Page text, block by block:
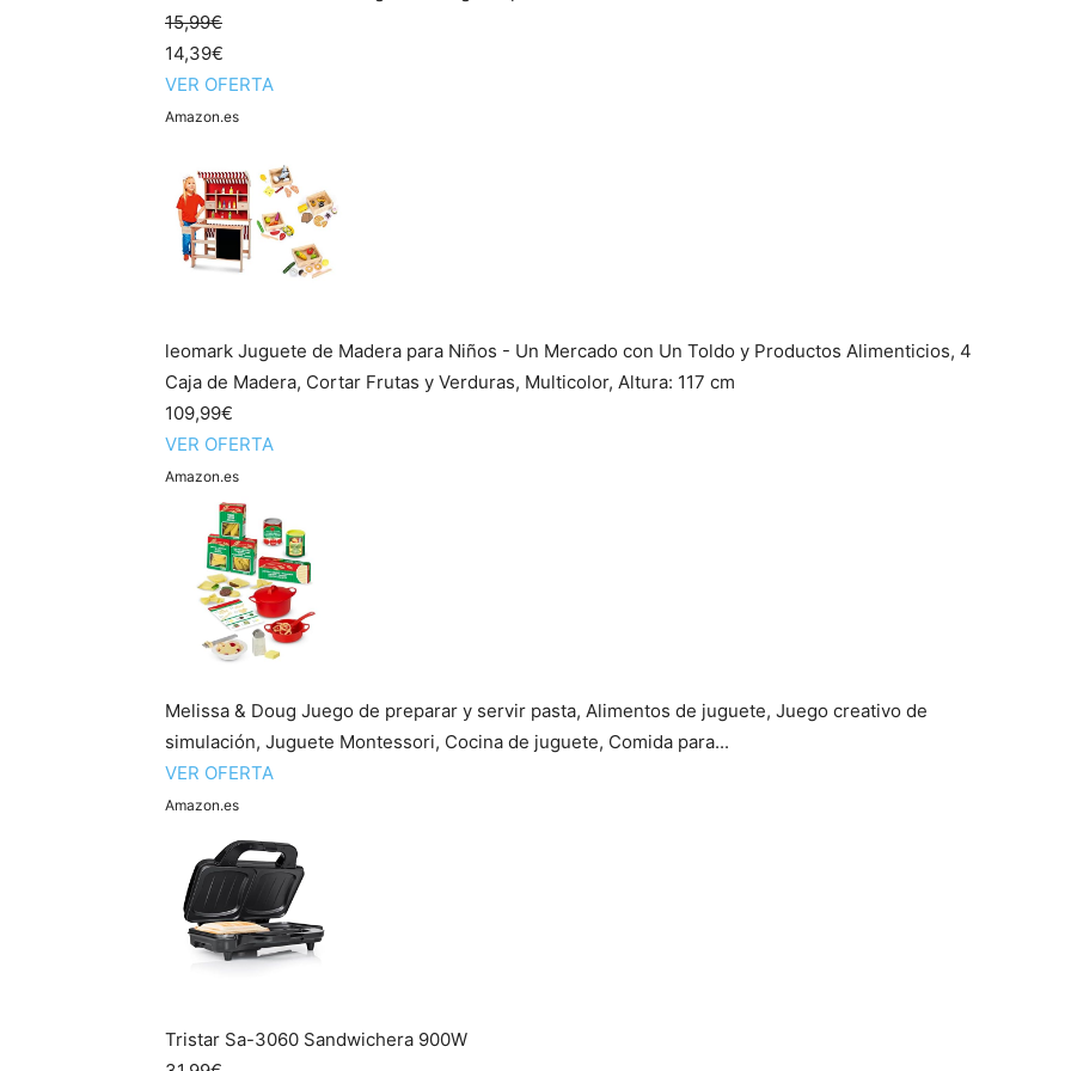
15,99€
14,39€
VER OFERTA
Amazon.es
leomark Juguete de Madera para Niños - Un Mercado con Un Toldo y Productos Alimenticios, 4
Caja de Madera, Cortar Frutas y Verduras, Multicolor, Altura: 117 cm
109,99€
VER OFERTA
Amazon.es
Melissa & Doug Juego de preparar y servir pasta, Alimentos de juguete, Juego creativo de
simulación, Juguete Montessori, Cocina de juguete, Comida para...
VER OFERTA
Amazon.es
Tristar Sa-3060 Sandwichera 900W